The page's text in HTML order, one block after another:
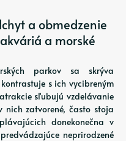
a obmedzenie
a morské
parkov sa skrýva
s ich vycibreným
sľubujú vzdelávanie
zatvorené, často stoja
donekonečna v
neprirodzené